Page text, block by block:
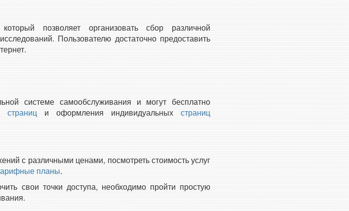
позволяет организовать сбор различной
Пользователю достаточно предоставить
системе самообслуживания и могут бесплатно
страници оформления индивидуальныхстраниц
с различными ценами, посмотреть стоимость услуг
планы.
свои точки доступа, необходимо пройти простую